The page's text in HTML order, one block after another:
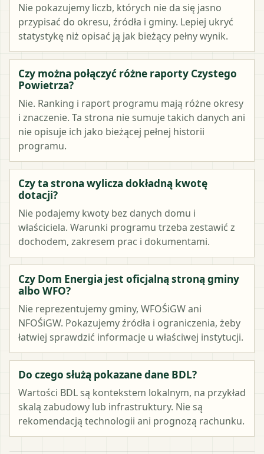
Nie pokazujemy liczb, których nie da się jasno
przypisać do okresu, źródła i gminy. Lepiej ukryć
statystykę niż opisać ją jak bieżący pełny wynik.
Czy można połączyć różne raporty Czystego
Powietrza?
Nie. Ranking i raport programu mają różne okresy
i znaczenie. Ta strona nie sumuje takich danych ani
nie opisuje ich jako bieżącej pełnej historii
programu.
Czy ta strona wylicza dokładną kwotę
dotacji?
Nie podajemy kwoty bez danych domu i
właściciela. Warunki programu trzeba zestawić z
dochodem, zakresem prac i dokumentami.
Czy Dom Energia jest oficjalną stroną gminy
albo WFO?
Nie reprezentujemy gminy, WFOŚiGW ani
NFOŚiGW. Pokazujemy źródła i ograniczenia, żeby
łatwiej sprawdzić informacje u właściwej instytucji.
Do czego służą pokazane dane BDL?
Wartości BDL są kontekstem lokalnym, na przykład
skalą zabudowy lub infrastruktury. Nie są
rekomendacją technologii ani prognozą rachunku.